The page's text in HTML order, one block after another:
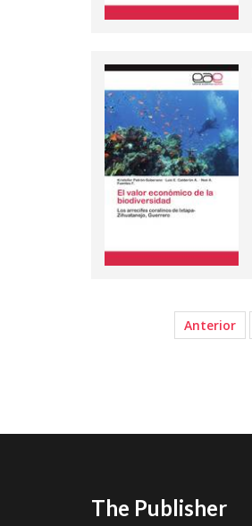
Anterior
The Publisher